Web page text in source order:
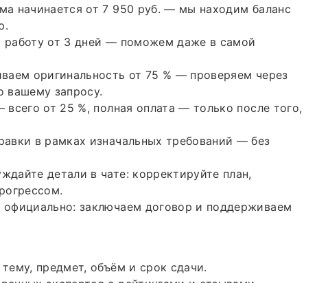
начинается от 7 950 руб. — мы находим баланс
от 3 дней — поможем даже в самой
оригинальность от 75 % — проверяем через
вашему запросу.
от 25 %, полная оплата — только после того,
в рамках изначальных требований — без
детали в чате: корректируйте план,
заключаем договор и поддерживаем
предмет, объём и срок сдачи.